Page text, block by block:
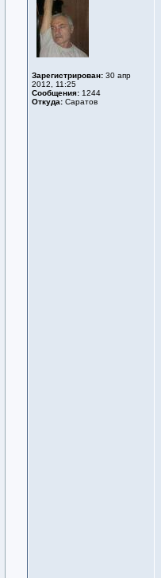
Зарегистрирован: 30 апр
2012, 11:25
Сообщения: 1244
Откуда: Саратов